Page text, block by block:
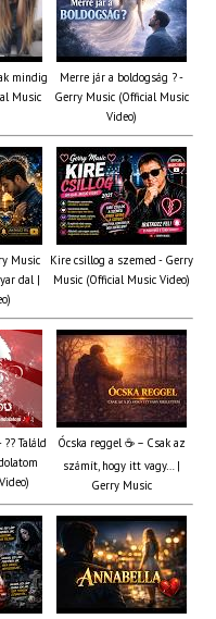
mindig
Music
Merre jár a boldogság ? -
Gerry Music (Official Music
Video)
Music
dal |
Kire csillog a szemed - Gerry
Music (Official Music Video)
Találd
Ócska reggel ☕ – Csak az
számít, hogy itt vagy… |
Gerry Music